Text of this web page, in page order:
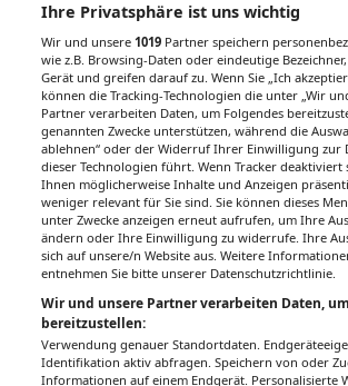
Ihre Privatsphäre ist uns wichtig
Wir und unsere1019 Partner speichern
wie z.B. Browsing-Daten oder eindeutige
Gerät und greifen darauf zu. Wenn Sie „Ich
können die Tracking-Technologien die unter „Wir
Partner verarbeiten Daten, um Folgendes
genannten Zwecke unterstützen, während die
ablehnen“ oder der Widerruf Ihrer Einwilligung zur
dieser Technologien führt. Wenn Tracker deaktiviert
Ihnen möglicherweise Inhalte und Anzeigen
weniger relevant für Sie sind. Sie können dieses
unter Zwecke anzeigen erneut aufrufen, um Ihre
ändern oder Ihre Einwilligung zu widerrufe. Ihre
sich auf unsere/n Website aus. Weitere
entnehmen Sie bitte unserer Datenschutzrichtlinie.
Wir und unsere Partner verarbeiten Daten,
bereitzustellen:
Verwendung genauer Standortdaten.
Identifikation aktiv abfragen. Speichern von oder
Informationen auf einem Endgerät. Personalisierte